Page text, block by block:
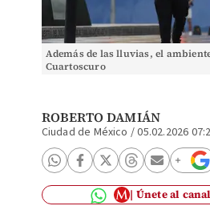
Además de las lluvias, el
Cuartoscuro
ROBERTO DAMIÁN
Ciudad de México /05.02.2026
Únete al